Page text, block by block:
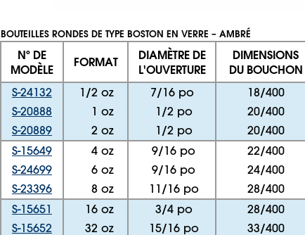
BOUTEILLES RONDES DE TYPE BOSTON EN VERRE – AMBRÉ
Nº DE
MODÈLE
FORMAT
DIAMÈTRE DE
L'OUVERTURE
DIMENSIONS
DU BOUCHON
S-24132 1/2 oz 7/16 po 18/400
S-20888 1 oz 1/2 po 20/400
S-20889 2 oz 1/2 po 20/400
S-15649 4 oz 9/16 po 22/400
S-24699 6 oz 9/16 po 24/400
S-23396 8 oz 11/16 po 28/400
S-15651 16 oz 3/4 po 28/400
S-15652 32 oz 15/16 po 33/400